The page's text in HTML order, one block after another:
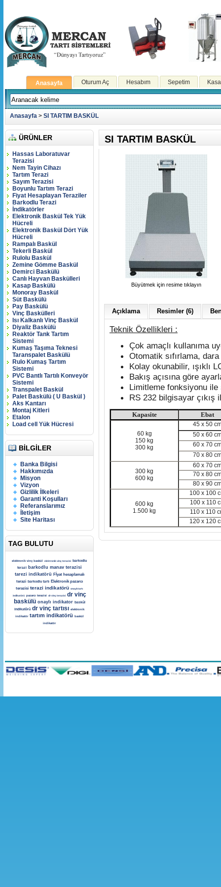
Anasayfa Oturum Aç Hesabım Sepetim
Anasayfa > SI TARTIM BASKÜL
ÜRÜNLER
Hassas Laboratuvar
Terazisi
Nem Tayin Cihazı
Tartım Terazi
Sayım Terazisi
Boyunlu Tartım Terazi
Fiyat Hesaplayan Teraziler
Barkodlu Terazi
İndikatörler
Elektronik Baskül Tek Yük
Hücreli
Elektronik Baskül Dört Yük
Hücreli
Rampalı Baskül
Tekerli Baskül
Rulolu Baskül
Zemine Gömme Baskül
Demirci Baskülü
Canlı Hayvan Baskülleri
Kasap Baskülü
Monoray Baskül
Süt Baskülü
Pay Baskülü
Vinç Baskülleri
Isı Kalkanlı Vinç Baskül
Diyaliz Baskülü
Reaktör Tank Tartım
Sistemi
Kumaş Taşıma Teknesi
Taranspalet Baskülü
Rulo Kumaş Tartım
Sistemi
PVC Bantlı Tartılı Konveyör
Sistemi
Transpalet Baskül
Palet Baskülü ( U Baskül )
Aks Kantarı
Montaj Kitleri
Etalon
Load cell Yük Hücresi
BILGILER
Banka Bilgisi
Hakkımızda
Misyon
Vizyon
Gizlilik İlkeleri
Garanti Koşulları
Referanslarımız
İletişim
Site Haritası
TAG BULUTU
elektronik vinç baskül elektronik vinç terazisi
barkodlu
terazi
barkodlu manav terazisi
tarezi indikatörü Fİyat hesaplamalı
terazi
barkodlu tartı
Elektronik pazarcı
terazisi terazi indikatörü onaylı tartı
indikatörü pazarcı terazisi dr vinç terazisi dr vinç
baskülü onaylı indikator
baskül
indikatörü dr vinç tartısı elektronik
indikatör tartım indikatörü baskül
indikatör
SI TARTIM BASKÜL
Büyütmek için resime tıklayın
Açıklama Resimler (6)
Teknik Özellikleri :
Çok amaçlı kullanıma
Otomatik sıfırlama,
Kolay okunabilir, ışıklı
Bakış açısına göre
Limitleme fonksiyonu ile
RS 232 bilgisayar çıkış
Kapasite Ebat
60 kg
150 kg
300 kg
45 x 50
50 x 60
60 x 70
70 x 80
300 kg
600 kg
60 x 70
70 x 80
80 x 90
600 kg
1.500 kg
100 x 100
100 x 110
110 x 110
120 x 120